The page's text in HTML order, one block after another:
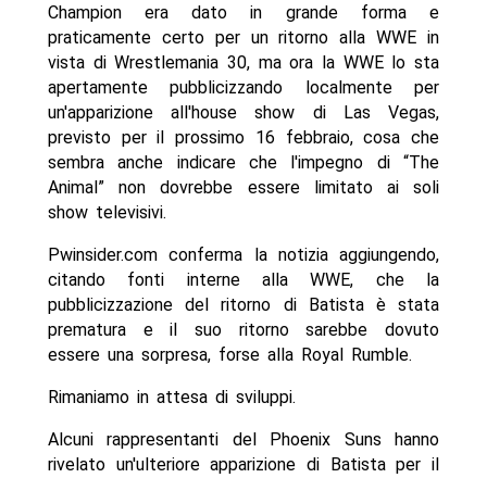
Champion era dato in grande forma e
praticamente certo per un ritorno alla WWE in
vista di Wrestlemania 30, ma ora la WWE lo sta
apertamente pubblicizzando localmente per
un'apparizione all'house show di Las Vegas,
previsto per il prossimo 16 febbraio, cosa che
sembra anche indicare che l'impegno di “The
Animal” non dovrebbe essere limitato ai soli
show televisivi.
Pwinsider.com conferma la notizia aggiungendo,
citando fonti interne alla WWE, che la
pubblicizzazione del ritorno di Batista è stata
prematura e il suo ritorno sarebbe dovuto
essere una sorpresa, forse alla Royal Rumble.
Rimaniamo in attesa di sviluppi.
Alcuni rappresentanti del Phoenix Suns hanno
rivelato un'ulteriore apparizione di Batista per il